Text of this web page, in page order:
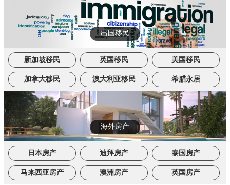
出国移民
新加坡移民 英国移民 美国移民
加拿大移民 澳大利亚移民 希腊永居
海外房产
日本房产 迪拜房产 泰国房产
马来西亚房产 澳洲房产 英国房产